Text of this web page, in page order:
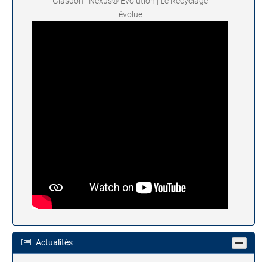
évolue
Actualités